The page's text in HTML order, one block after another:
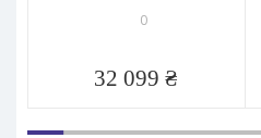
0
32 099 ₴